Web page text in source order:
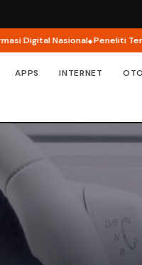
Nasional Peneliti Temukan
APPS INTERNET OTO